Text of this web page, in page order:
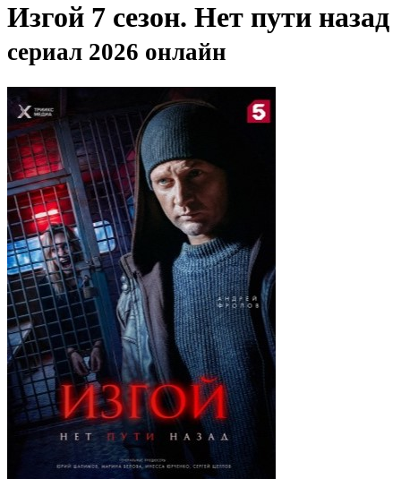
Изгой 7 сезон. Нет пути назад
сериал 2026 онлайн